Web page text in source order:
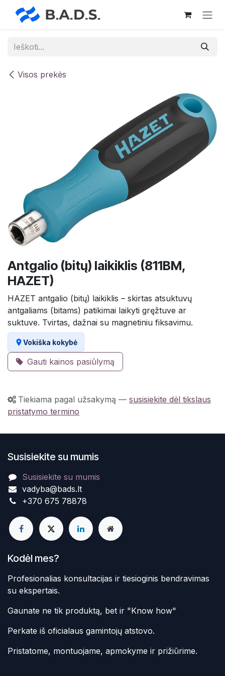
Skip to Content
Visos prekės
Antgalio (bitų) laikiklis (811BM,
HAZET)
HAZET antgalio (bitų) laikiklis – skirtas atsuktuvų
antgaliams (bitams) patikimai laikyti gręžtuve ar
suktuve. Tvirtas, dažnai su magnetiniu fiksavimu.
Vokiška kokybė
Gauti kainos pasiūlymą
Tiekiama pagal užsakymą — susisiekite dėl tikslaus
pristatymo termino
Susisiekite su mumis
Susisiekite su mumis
vadyba@bads.lt
+370 675 78878
Kodėl mes?
Profesionalias konsultacijas ir tiesioginis bendravimas
su ekspertais.
Gaunate ne tik produktą, bet ir "Know how"
Perkate iš oficialaus gamintojų atstovo.
Pristatome, montuojame, apmokyme ir prižiūrime.